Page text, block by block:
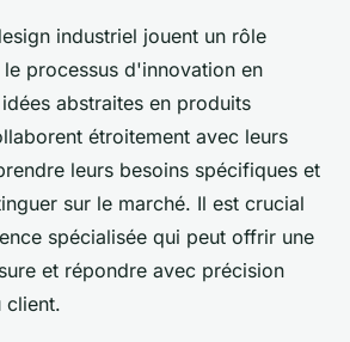
industriel jouent un rôle
processus d'innovation en
abstraites en produits
étroitement avec leurs
leurs besoins spécifiques et
sur le marché. Il est crucial
spécialisée qui peut offrir une
et répondre avec précision
client.